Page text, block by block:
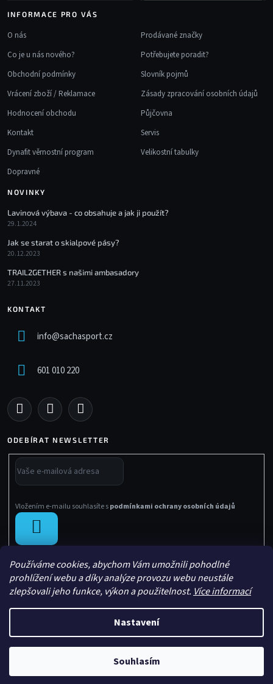
Používáme cookies, abychom Vám umožnili pohodlné
prohlížení webu a díky analýze provozu webu neustále
zlepšovali jeho funkce, výkon a použitelnost. Více informací
Nastavení
Souhlasím
INFORMACE PRO VÁS
O nás
Co je u nás nového?
Obchodní podmínky
Vrácení zboží / Reklamace
Hodnocení obchodu
Kontakt
Dynafit věrnostní program
Dopravné
Prodávané značky
Potřebujete poradit?
Slovník pojmů
Zásady zpracování osobních údajů
Půjčovna
Servis
Velikostní tabulky
NOVINKY
Lavinová výbava - co obsahuje a jak ji použít?
29.1.2024
Jak se starat o skialpové pásy?
20.12.2023
TRAIL2GETHER s našimi ambasadory
27.11.2023
KONTAKT
info@sachasport.cz
601 010 220
ODEBÍRAT NEWSLETTER
Vložením e-mailu souhlasíte spodmínkami ochrany osobních údajů
SE
Vytvořil Shoptet
Copyright 2026Sachasport. Všechna práva vyhrazena.
UpravilLe Artist